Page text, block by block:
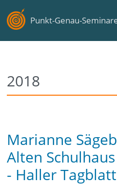
Punkt-Genau-
2018
Marianne
Alten
- Haller Tagblatt